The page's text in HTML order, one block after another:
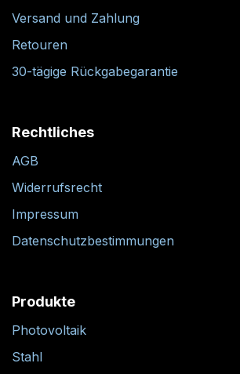
Versand und Zahlung
Retouren
30-tägige Rückgabegarantie
Rechtliches
AGB
Widerrufsrecht
Impressum
Datenschutzbestimmungen
Produkte
Photovoltaik
Stahl